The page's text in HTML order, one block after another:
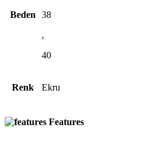
Beden
38
,
40
Renk Ekru
Features